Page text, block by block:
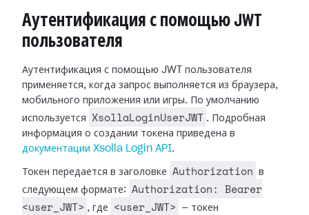
Аутентификация с помощью JWT
пользователя
Аутентификация с помощью JWT пользователя
применяется, когда запрос выполняется из браузера,
мобильного приложения или игры. По умолчанию
используется
XsollaLoginUserJWT . Подробная
информация о создании токена приведена в
документации Xsolla Login API.
Токен передается в заголовке Authorization
в
следующем формате:
Authorization: Bearer
<user_JWT> , где <user_JWT>
— токен